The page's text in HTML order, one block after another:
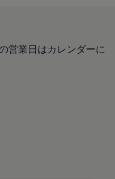
営業日はカレンダーに